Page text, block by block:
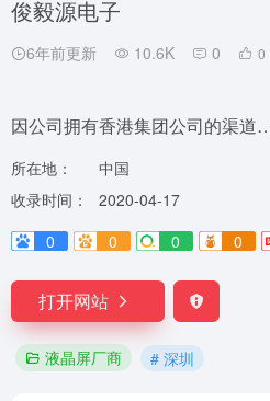
俊毅源电子
6年前更新 10.6K 0 0
因公司拥有香港集团公司的渠道
所在地：
中国
收录时间：
2020-04-17
0
0 0 0
打开网站
液晶屏厂商 # 深圳